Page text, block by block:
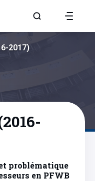
Aller à la page
2017)
problématique
en PFWB